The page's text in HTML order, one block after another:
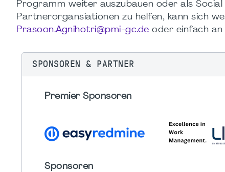
Programm weiter auszubauen oder als
Partnerorgansiationen zu helfen, kann sich
Prasoon.Agnihotri@pmi-gc.de oder einfach an
SPONSOREN & PARTNER
Premier Sponsoren
Sponsoren